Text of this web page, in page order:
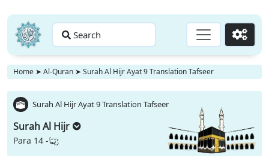
Search Go
Home ➤ Al-Quran ➤ Surah Al Hijr Ayat 9 Translation Tafseer
Surah Al Hijr Ayat 9 Translation Tafseer
Surah Al Hijr
Para 14 -رُبَمَا